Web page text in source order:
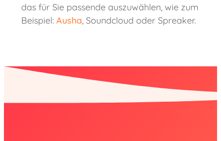
das für Sie passende auszuwählen, wie zum
Beispiel: Ausha, Soundcloud oder Spreaker.